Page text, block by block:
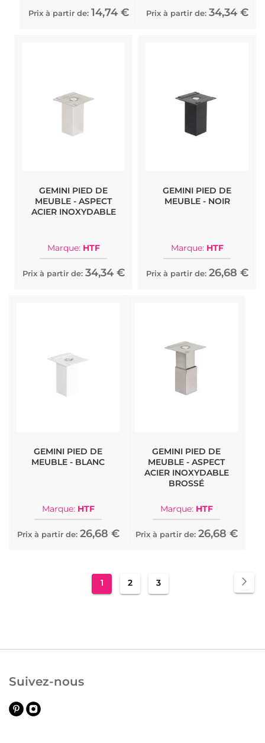
Prix à partir de: 14,74 € Prix à partir de: 34,34 €
GEMINI PIED DE
MEUBLE - ASPECT
ACIER INOXYDABLE
Marque: HTF
Prix à partir de: 34,34 €
GEMINI PIED DE
MEUBLE - NOIR
Marque: HTF
Prix à partir de: 26,68 €
GEMINI PIED DE
MEUBLE - BLANC
Marque: HTF
Prix à partir de: 26,68 €
GEMINI PIED DE
MEUBLE - ASPECT
ACIER INOXYDABLE
BROSSÉ
Marque: HTF
Prix à partir de: 26,68 €
You're
1 Page
2 Page
3
Suivez-nous